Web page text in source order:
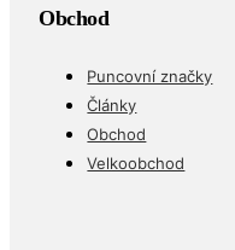
Obchod
Puncovní značky
Články
Obchod
Velkoobchod